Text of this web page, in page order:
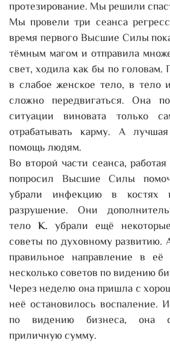
протезирование. Мы решили
Мы провели три сеанса
время первого Высшие Силы
тёмным магом и отправила
свет, ходила как бы по головам.
в слабое женское тело, в тело
сложно передвигаться. Она
ситуации виновата только
отрабатывать карму. А
помощь людям.
Во второй части сеанса,
попросил Высшие Силы
убрали инфекцию в костях
разрушение. Они
тело К. убрали ещё
советы по духовному развитию.
правильное направление в
несколько советов по видению
Через неделю она пришла с
неё остановилось воспаление.
по видению бизнеса, она
приличную сумму.